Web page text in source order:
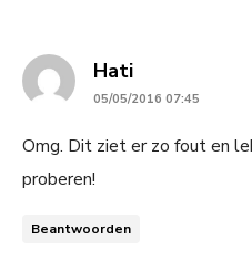
Hatisays:
05/05/2016 07:45
Omg. Dit ziet er zo fout en
proberen!
Beantwoorden